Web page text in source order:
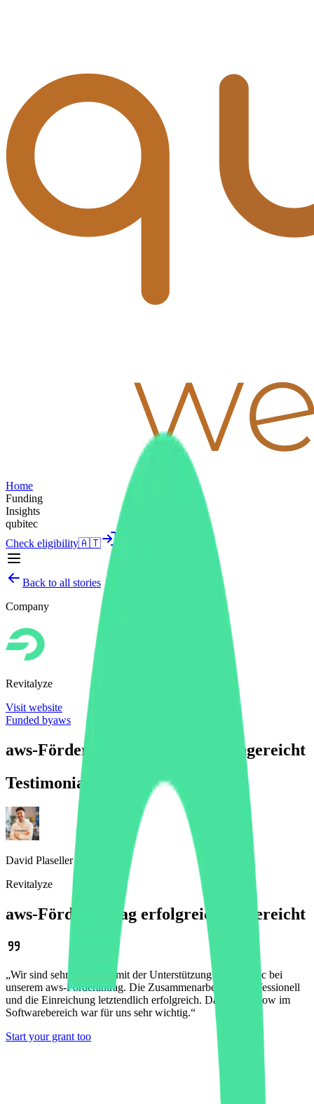
Home
Funding
Insights
qubitec
Check eligibility🇦🇹
Back to all stories
Company
Revitalyze
Visit website
Funded byaws
aws-Förderantrag erfolgreich eingereicht
Testimonial
David Plaseller
Revitalyze
aws-Förderantrag erfolgreich eingereicht
„Wir sind sehr zufrieden mit der Unterstützung von qubitec bei
unserem aws-Förderantrag. Die Zusammenarbeit war professionell
und die Einreichung letztendlich erfolgreich. Das Know-how im
Softwarebereich war für uns sehr wichtig.“
Start your grant too